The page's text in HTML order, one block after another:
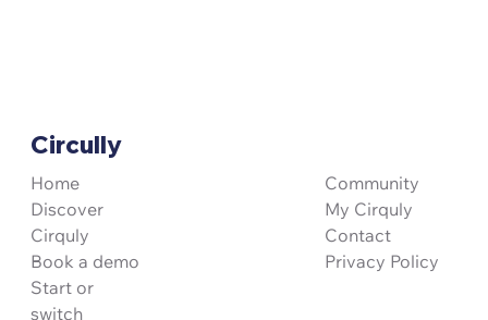
Circully
Home
Discover
Cirquly
Book a demo
Start or
switch
Community
My Cirquly
Contact
Privacy Policy